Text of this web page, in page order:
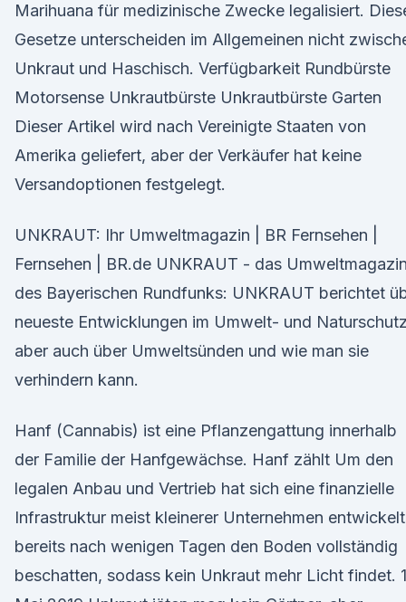
Marihuana für medizinische Zwecke legalisiert.
Gesetze unterscheiden im Allgemeinen nicht
Unkraut und Haschisch. Verfügbarkeit Rundbürste
Motorsense Unkrautbürste Unkrautbürste Garten
Dieser Artikel wird nach Vereinigte Staaten von
Amerika geliefert, aber der Verkäufer hat keine
Versandoptionen festgelegt.
UNKRAUT: Ihr Umweltmagazin | BR Fernsehen |
Fernsehen | BR.de UNKRAUT - das Umweltmagazin
des Bayerischen Rundfunks: UNKRAUT berichtet
neueste Entwicklungen im Umwelt- und
aber auch über Umweltsünden und wie man sie
verhindern kann.
Hanf (Cannabis) ist eine Pflanzengattung innerhalb
der Familie der Hanfgewächse. Hanf zählt Um den
legalen Anbau und Vertrieb hat sich eine finanzielle
Infrastruktur meist kleinerer Unternehmen
bereits nach wenigen Tagen den Boden vollständig
beschatten, sodass kein Unkraut mehr Licht findet.